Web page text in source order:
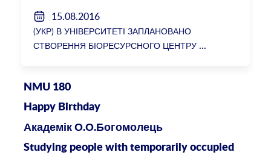
15.08.2016
(УКР) В УНІВЕРСИТЕТІ ЗАПЛАНОВАНО
СТВОРЕННЯ БІОРЕСУРСНОГО ЦЕНТРУ
NMU 180
Happy Birthday
Академік О.О.Богомолець
Studying people with temporarily occupied